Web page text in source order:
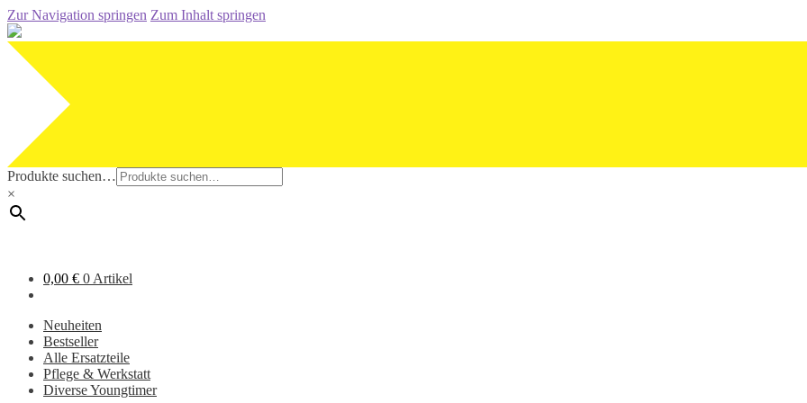
Zur Navigation springen Zum Inhalt springen
Produkte suchen…
×
0,00 € 0 Artikel
Neuheiten
Bestseller
Alle Ersatzteile
Pflege & Werkstatt
Diverse Youngtimer